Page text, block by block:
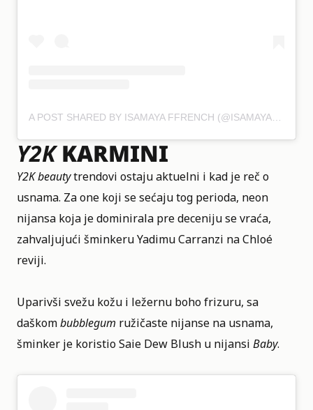
Y2KKARMINI
Y2Kbeautytrendovi ostaju aktuelni i kad je reč o
usnama. Za one koji se sećaju tog perioda, neon
nijansa koja je dominirala pre deceniju se vraća,
zahvaljujući šminkeru Yadimu Carranzi na Chloé
reviji.
Uparivši svežu kožu i ležernu boho frizuru, sa
daškombubblegum ružičaste nijanse na usnama,
šminker je koristio Saie Dew Blush u nijansi Baby.